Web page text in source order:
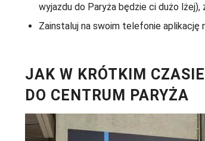
wyjazdu do Paryża będzie ci dużo
Zainstaluj na swoim telefonie aplikację
JAK W KRÓTKIM
DO CENTRUM PARYŻA